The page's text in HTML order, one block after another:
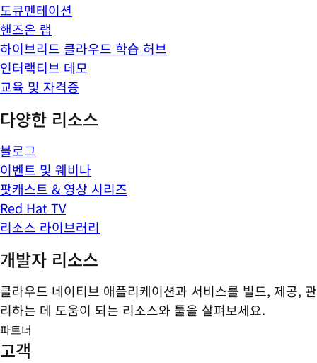
도큐멘테이션
핸즈온 랩
하이브리드 클라우드 학습 허브
인터랙티브 데모
교육 및 자격증
다양한 리소스
블로그
이벤트 및 웨비나
팟캐스트 & 영상 시리즈
Red Hat TV
리소스 라이브러리
개발자 리소스
클라우드 네이티브 애플리케이션과 서비스를 빌드, 제공, 관
리하는 데 도움이 되는 리소스와 툴을 살펴보세요.
파트너
고객